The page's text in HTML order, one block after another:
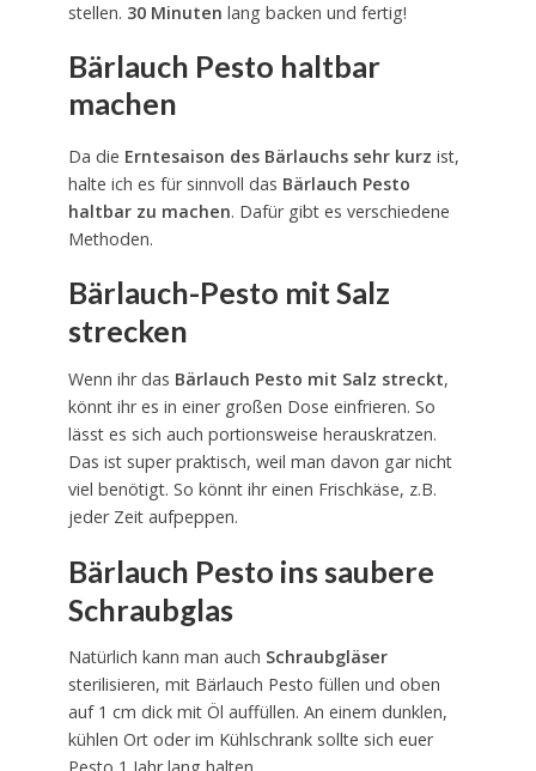
stellen. 30 Minuten lang backen und fertig!
Bärlauch Pesto haltbar
machen
Da die Erntesaison des Bärlauchs sehr kurz ist,
halte ich es für sinnvoll das Bärlauch Pesto
haltbar zu machen. Dafür gibt es verschiedene
Methoden.
Bärlauch-Pesto mit Salz
strecken
Wenn ihr das Bärlauch Pesto mit Salz streckt,
könnt ihr es in einer großen Dose einfrieren. So
lässt es sich auch portionsweise herauskratzen.
Das ist super praktisch, weil man davon gar nicht
viel benötigt. So könnt ihr einen Frischkäse, z.B.
jeder Zeit aufpeppen.
Bärlauch Pesto ins saubere
Schraubglas
Natürlich kann man auch Schraubgläser
sterilisieren, mit Bärlauch Pesto füllen und oben
auf 1 cm dick mit Öl auffüllen. An einem dunklen,
kühlen Ort oder im Kühlschrank sollte sich euer